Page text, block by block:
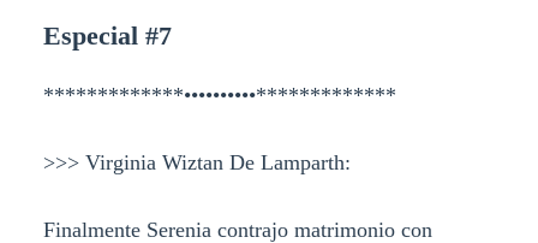
Especial #7
*************••••••••••*************
>>> Virginia Wiztan De Lamparth:
Finalmente Serenia contrajo matrimonio con